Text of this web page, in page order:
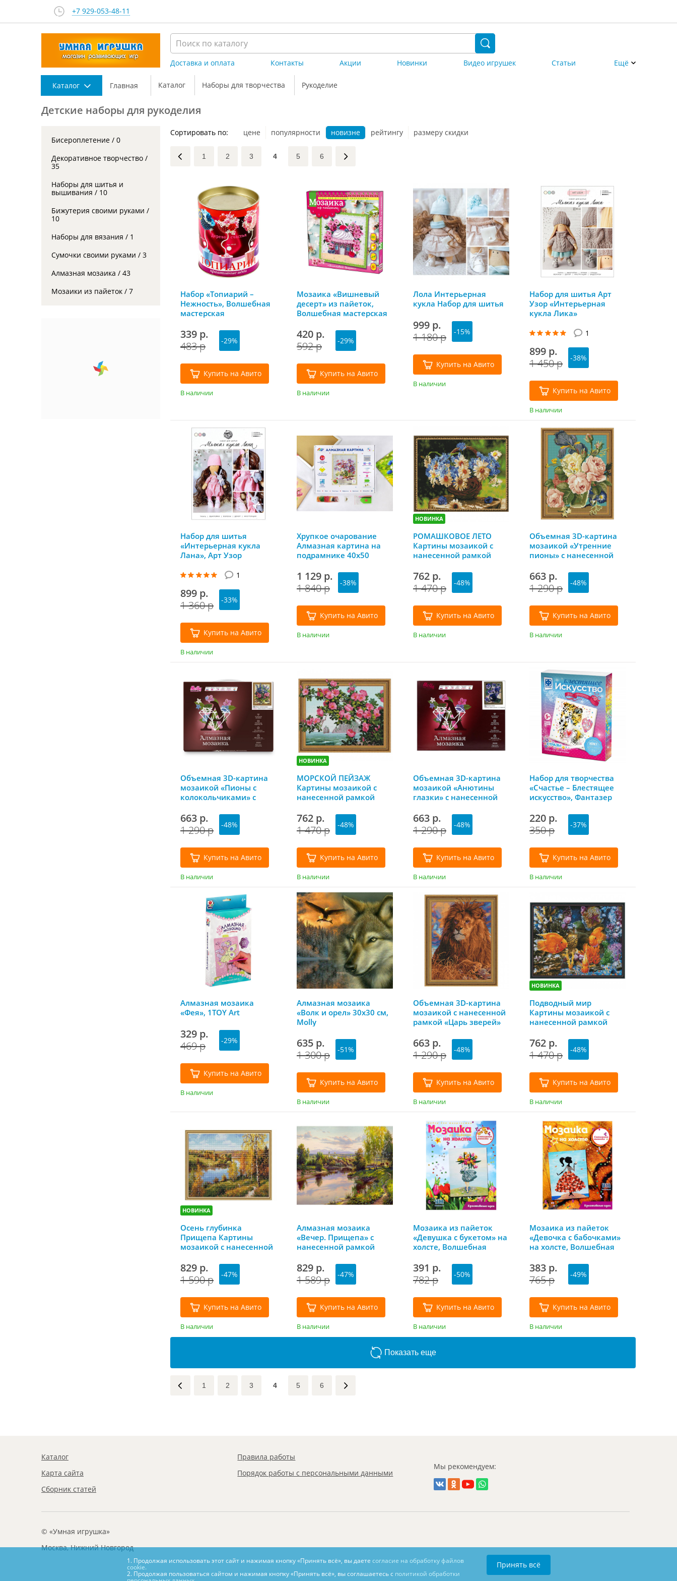
+7 929-053-48-11
Доставка и оплата Контакты Акции Новинки Видео игрушек Статьи Ещё
Каталог Главная Каталог Наборы для творчества Рукоделие
Детские наборы для рукоделия
Бисероплетение / 0
Декоративное творчество /
35
Наборы для шитья и
вышивания / 10
Бижутерия своими руками /
10
Наборы для вязания / 1
Сумочки своими руками / 3
Алмазная мозаика / 43
Мозаики из пайеток / 7
Сортировать по: цене популярности новизне рейтингу размеру скидки
1 2 3 4 5 6
Набор «Топиарий –
Нежность», Волшебная
мастерская
339 р.
483 р
-29%
Купить на Авито
В наличии
Мозаика «Вишневый
десерт» из пайеток,
Волшебная мастерская
420 р.
592 р
-29%
Купить на Авито
В наличии
Лола Интерьерная
кукла Набор для шитья
999 р.
1 180 р
-15%
Купить на Авито
В наличии
Набор для шитья Арт
Узор «Интерьерная
кукла Лика»
1
899 р.
1 450 р
-38%
Купить на Авито
В наличии
Набор для шитья
«Интерьерная кукла
Лана», Арт Узор
1
899 р.
1 360 р
-33%
Купить на Авито
В наличии
Хрупкое очарование
Алмазная картина на
подрамнике 40х50
1 129 р.
1 840 р
-38%
Купить на Авито
В наличии
НОВИНКА
РОМАШКОВОЕ ЛЕТО
Картины мозаикой с
нанесенной рамкой
762 р.
1 470 р
-48%
Купить на Авито
В наличии
Объемная 3D-картина
мозаикой «Утренние
пионы» с нанесенной
663 р.
1 290 р
-48%
Купить на Авито
В наличии
Объемная 3D-картина
мозаикой «Пионы с
колокольчиками» с
40х50 см, Molly
663 р.
1 290 р
-48%
Купить на Авито
В наличии
НОВИНКА
МОРСКОЙ ПЕЙЗАЖ
Картины мозаикой с
нанесенной рамкой
762 р.
1 470 р
-48%
Купить на Авито
В наличии
Объемная 3D-картина
мозаикой «Анютины
глазки» с нанесенной
663 р.
1 290 р
-48%
Купить на Авито
В наличии
Набор для творчества
«Счастье – Блестящее
искусство», Фантазер
220 р.
350 р
-37%
Купить на Авито
В наличии
Алмазная мозаика
«Фея», 1TOY Art
329 р.
469 р
-29%
Купить на Авито
В наличии
Алмазная мозаика
«Волк и орел» 30х30 см,
Molly
635 р.
1 300 р
-51%
Купить на Авито
В наличии
Объемная 3D-картина
мозаикой с нанесенной
рамкой «Царь зверей»
663 р.
1 290 р
-48%
Купить на Авито
В наличии
НОВИНКА
Подводный мир
Картины мозаикой с
нанесенной рамкой
762 р.
1 470 р
-48%
Купить на Авито
В наличии
НОВИНКА
Осень глубинка
Прищепа Картины
мозаикой с нанесенной
829 р.
1 590 р
-47%
Купить на Авито
В наличии
Алмазная мозаика
«Вечер. Прищепа» с
нанесенной рамкой
829 р.
1 589 р
-47%
Купить на Авито
В наличии
Мозаика из пайеток
«Девушка с букетом» на
холсте, Волшебная
391 р.
782 р
-50%
Купить на Авито
В наличии
Мозаика из пайеток
«Девочка с бабочками»
на холсте, Волшебная
383 р.
765 р
-49%
Купить на Авито
В наличии
Показать еще
1 2 3 4 5 6
Каталог
Карта сайта
Сборник статей
Правила работы
Порядок работы с персональными данными
© «Умная игрушка»
Москва, Нижний Новгород
Мы рекомендуем:
1. Продолжая использовать этот сайт и нажимая кнопку «Принять всё», вы даете согласие на обработку файлов
cookie.
2. Продолжая пользоваться сайтом и нажимая кнопку «Принять всё», вы соглашаетесь с политикой обработки
Принять всё